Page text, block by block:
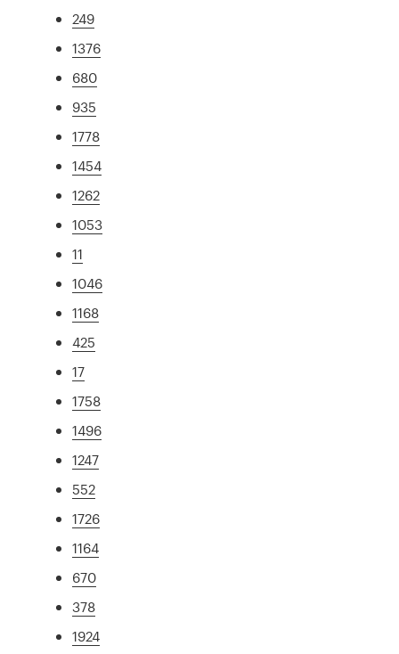
249
1376
680
935
1778
1454
1262
1053
11
1046
1168
425
17
1758
1496
1247
552
1726
1164
670
378
1924